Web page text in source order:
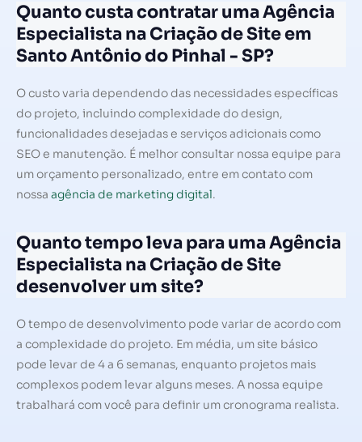
Quanto custa contratar uma Agência
Especialista na Criação de Site em
Santo Antônio do Pinhal - SP?
O custo varia dependendo das necessidades específicas
do projeto, incluindo complexidade do design,
funcionalidades desejadas e serviços adicionais como
SEO e manutenção. É melhor consultar nossa equipe para
um orçamento personalizado, entre em contato com
nossa agência de marketing digital.
Quanto tempo leva para uma Agência
Especialista na Criação de Site
desenvolver um site?
O tempo de desenvolvimento pode variar de acordo com
a complexidade do projeto. Em média, um site básico
pode levar de 4 a 6 semanas, enquanto projetos mais
complexos podem levar alguns meses. A nossa equipe
trabalhará com você para definir um cronograma realista.